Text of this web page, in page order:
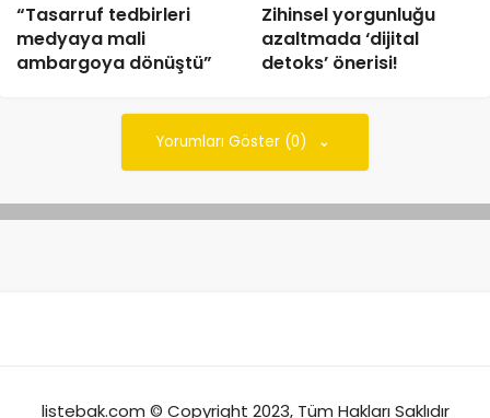
“Tasarruf tedbirleri
medyaya mali
ambargoya dönüştü”
Zihinsel yorgunluğu
azaltmada ‘dijital
detoks’ önerisi!
Yorumları Göster (0)
listebak.com © Copyright 2023, Tüm Hakları Saklıdır